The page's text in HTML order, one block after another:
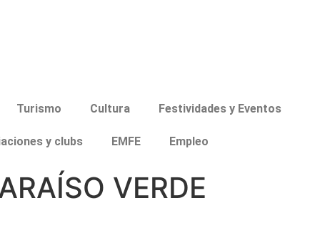
Turismo Cultura Festividades y Eventos
y clubs EMFE Empleo
VERDE